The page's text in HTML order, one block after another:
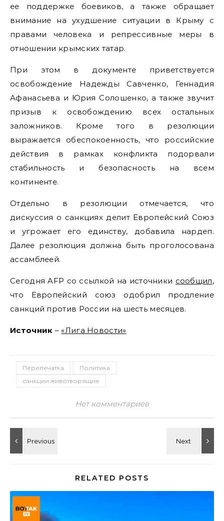
ее поддержке боевиков, а также обращает
внимание на ухудшение ситуации в Крыму с
правами человека и репрессивные меры в
отношении крымских татар.
При этом в документе приветствуется
освобождение Надежды Савченко, Геннадия
Афанасьева и Юрия Солошенко, а также звучит
призыв к освобождению всех остальных
заложников. Кроме того в резолюции
выражается обеспокоенность, что российские
действия в рамках конфликта подорвали
стабильность и безопасность на всем
континенте.
Отдельно в резолюции отмечается, что
дискуссия о санкциях делит Европейский Союз
и угрожает его единству, добавила нардеп.
Далее резолюция должна быть проголосована
ассамблеей.
Сегодня AFP со ссылкой на источники сообщил,
что Европейский союз одобрил продление
санкций против России на шесть месяцев.
Источник – «Лига Новости»
Перепечатка
Политика
санкции животворящие
Нет комментариев
RELATED POSTS